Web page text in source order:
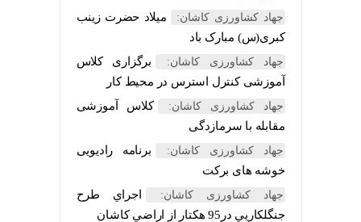
جهاد کشاورزی کاشان: میلاد حضرت زینب
کبری(س) مبارک باد
جهاد کشاورزی کاشان: برگزاری کلاس
آموزشی کنترل استرس در محیط کار
جهاد کشاورزی کاشان: کلاس آموزشی
مقابله با سرمازدگی
جهاد کشاورزی کاشان: برنامه رادیویی
خوشه های برکت
جهاد کشاورزی کاشان: اجراي طرح
جنگلکاريي در95 هکتار از اراضي کاشان